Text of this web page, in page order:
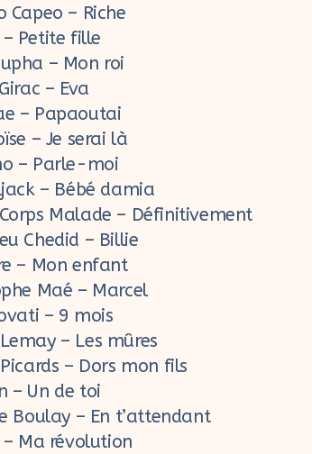
Capeo – Riche
Petite fille
– Mon roi
– Eva
– Papaoutai
– Je serai là
– Parle-moi
– Bébé damia
Malade – Définitivement
Chedid – Billie
– Mon enfant
Maé – Marcel
– 9 mois
– Les mûres
– Dors mon fils
– Un de toi
Boulay – En t’attendant
– Ma révolution